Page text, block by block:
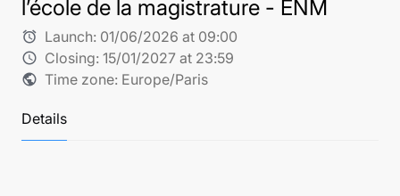
l’école de la magistrature - ENM
alarm Launch: 01/06/2026 at 09:00
schedule Closing: 15/01/2027 at 23:59
public Time zone: Europe/Paris
Details